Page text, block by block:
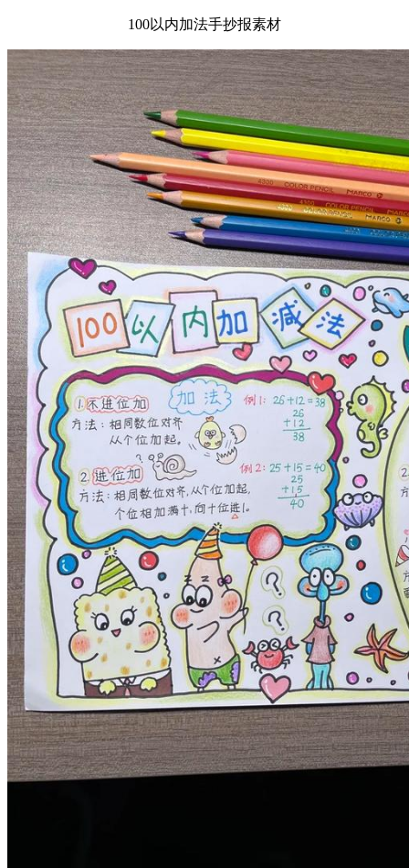
100以内加法手抄报素材